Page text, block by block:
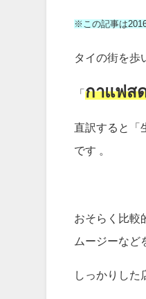
※この記事は
タイの街を歩
「กาแฟส
直訳すると「
です 。
おそらく比較
ムージーなど
しっかりした